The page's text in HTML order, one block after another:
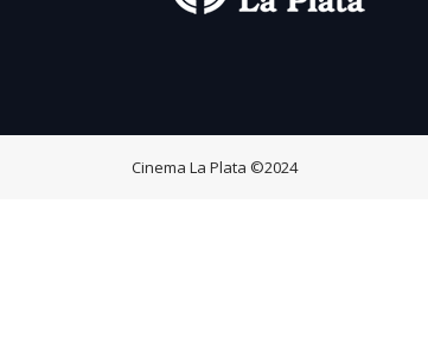
Cinema La Plata ©2024